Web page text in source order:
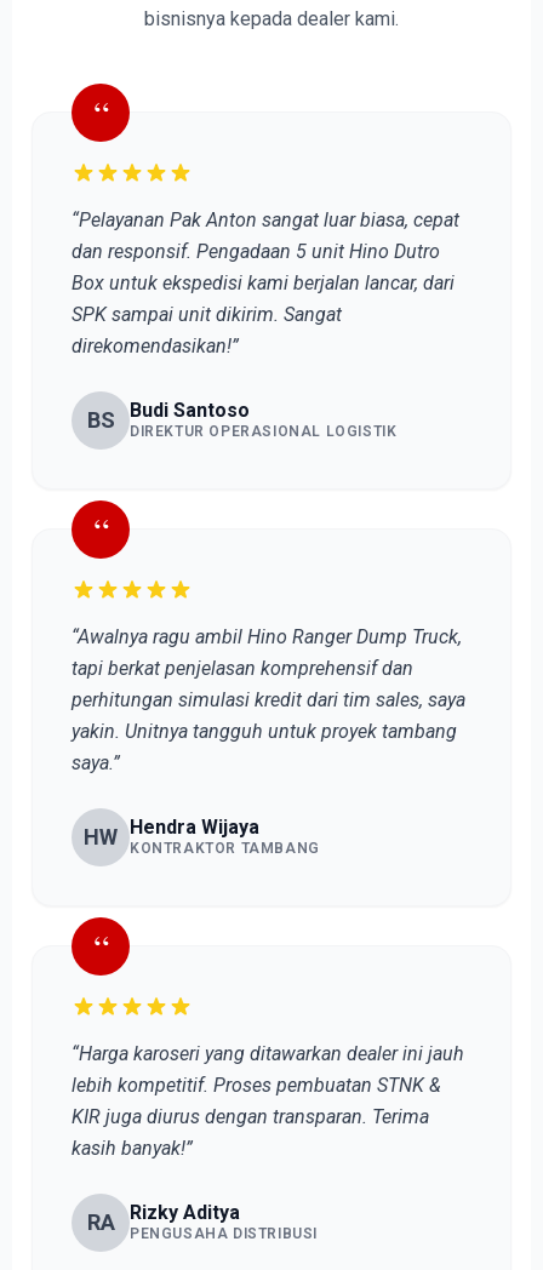
bisnisnya kepada dealer kami.
“
“Pelayanan Pak Anton sangat luar biasa, cepat
dan responsif. Pengadaan 5 unit Hino Dutro
Box untuk ekspedisi kami berjalan lancar, dari
SPK sampai unit dikirim. Sangat
direkomendasikan!”
BS Budi Santoso
DIREKTUR OPERASIONAL LOGISTIK
“
“Awalnya ragu ambil Hino Ranger Dump Truck,
tapi berkat penjelasan komprehensif dan
perhitungan simulasi kredit dari tim sales, saya
yakin. Unitnya tangguh untuk proyek tambang
saya.”
HW Hendra Wijaya
KONTRAKTOR TAMBANG
“
“Harga karoseri yang ditawarkan dealer ini jauh
lebih kompetitif. Proses pembuatan STNK &
KIR juga diurus dengan transparan. Terima
kasih banyak!”
RA Rizky Aditya
PENGUSAHA DISTRIBUSI